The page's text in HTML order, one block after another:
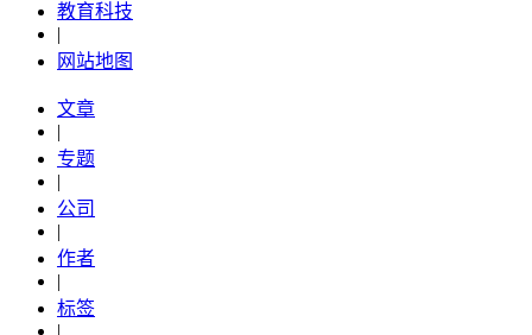
教育科技
|
网站地图
文章
|
专题
|
公司
|
作者
|
标签